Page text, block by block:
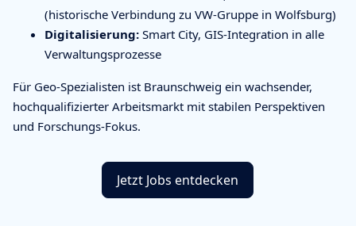
(historische Verbindung zu VW-Gruppe in Wolfsburg)
Digitalisierung: Smart City, GIS-Integration in alle
Verwaltungsprozesse
Für Geo-Spezialisten ist Braunschweig ein wachsender,
hochqualifizierter Arbeitsmarkt mit stabilen Perspektiven
und Forschungs-Fokus.
Jetzt Jobs entdecken